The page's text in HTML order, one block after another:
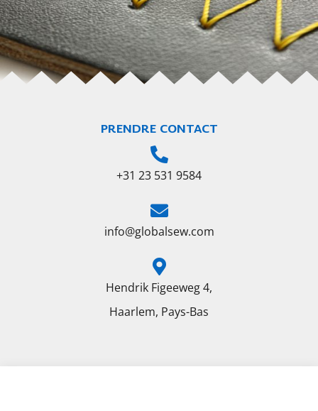
PRENDRE CONTACT
+31 23 531 9584
info@globalsew.com
Hendrik Figeeweg 4,
Haarlem, Pays-Bas